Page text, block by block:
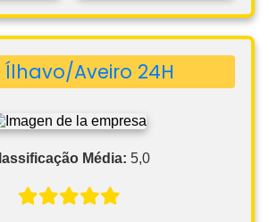
Ílhavo/Aveiro 24H
Média: 5,0